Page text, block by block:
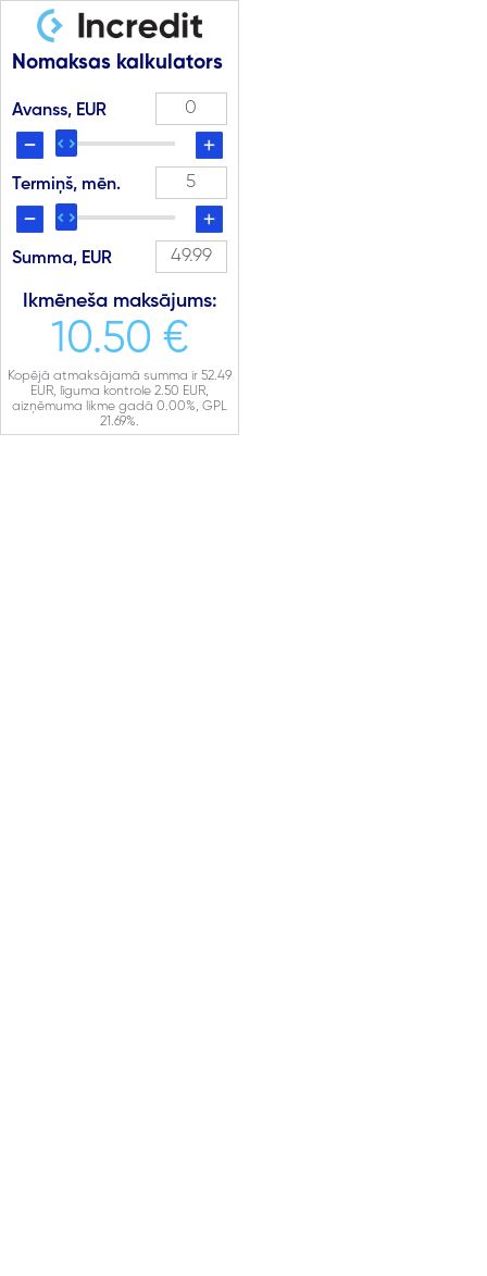
Nomaksas kalkulators
Avanss, EUR
Termiņš, mēn.
Summa, EUR
Ikmēneša maksājums:
10.50 €
Kopējā atmaksājamā summa ir 52.49
EUR, līguma kontrole 2.50 EUR,
aizņēmuma likme gadā 0.00%, GPL
21.69%.